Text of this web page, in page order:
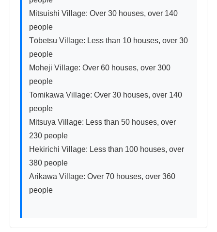
Mitsuishi Village: Over 30 houses, over 140
people
Tōbetsu Village: Less than 10 houses, over 30
people
Moheji Village: Over 60 houses, over 300
people
Tomikawa Village: Over 30 houses, over 140
people
Mitsuya Village: Less than 50 houses, over
230 people
Hekirichi Village: Less than 100 houses, over
380 people
Arikawa Village: Over 70 houses, over 360
people